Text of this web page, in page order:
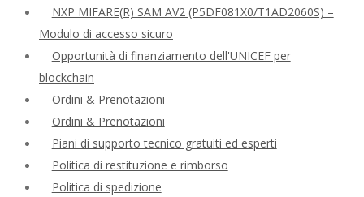
NXP MIFARE(R) SAM AV2 (P5DF081X0/T1AD2060S) –
Modulo di accesso sicuro
Opportunità di finanziamento dell'UNICEF per
blockchain
Ordini & Prenotazioni
Ordini & Prenotazioni
Piani di supporto tecnico gratuiti ed esperti
Politica di restituzione e rimborso
Politica di spedizione